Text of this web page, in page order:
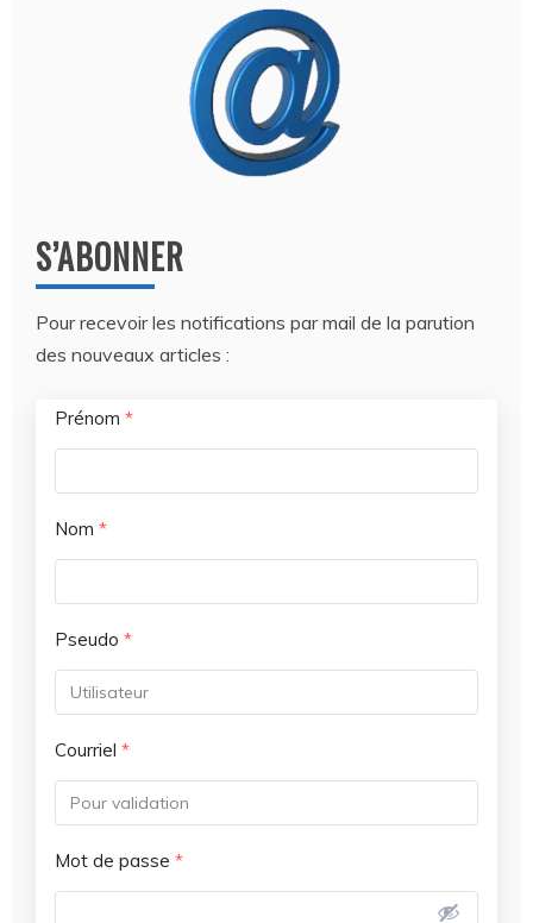
S’ABONNER
Pour recevoir les notifications par mail de la parution
des nouveaux articles :
Prénom *
Nom *
Pseudo *
Courriel *
Mot de passe *